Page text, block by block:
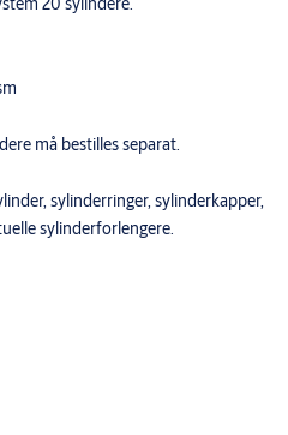
må bestilles separat.
sylinderringer, sylinderkapper,
sylinderforlengere.